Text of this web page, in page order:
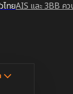
ไทยAIS และ 3BB ค